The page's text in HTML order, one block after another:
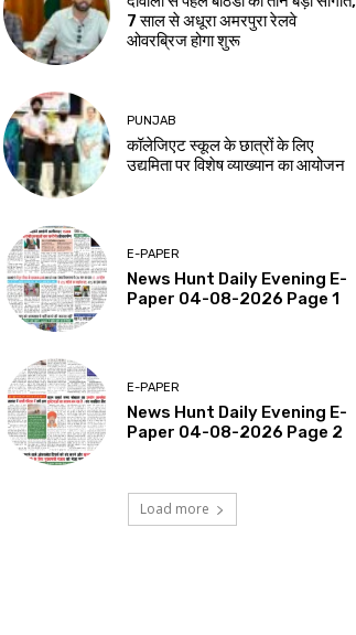
7 साल से अधूरा अमरपुरा रेलवे
ओवरब्रिज होगा शुरू
PUNJAB
कॉलेजिएट स्कूल के छात्रों के लिए
उद्यमिता पर विशेष व्याख्यान का आयोजन
E-PAPER
News Hunt Daily Evening E-
Paper 04-08-2026 Page 1
E-PAPER
News Hunt Daily Evening E-
Paper 04-08-2026 Page 2
Load more